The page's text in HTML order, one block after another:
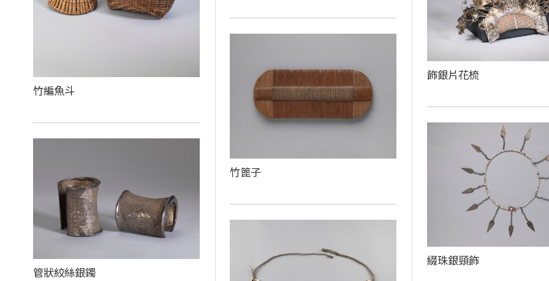
竹編魚斗
飾銀片花梳
竹篦子
綴珠銀頸飾
管狀絞絲銀鐲